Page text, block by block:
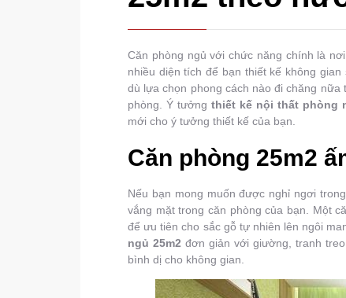
Căn phòng ngủ với chức năng chính là
nhiều diện tích để bạn thiết kế không
dù lựa chọn phong cách nào đi chăng
phòng. Ý tưởng thiết kế nội thất phòng
mới cho ý tưởng thiết kế của bạn.
Căn phòng 25m2
Nếu bạn mong muốn được nghỉ ngơi
vắng mặt trong căn phòng của bạn. Một
để ưu tiên cho sắc gỗ tự nhiên lên ngôi
ngủ 25m2 đơn giản với giường, tranh
bình dị cho không gian.